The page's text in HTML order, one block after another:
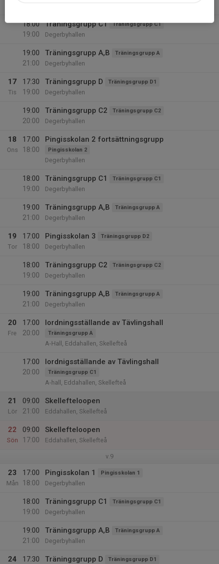
18:00
19:00
Träningsgrupp C1 Träningsgrupp C1
Degerbyhallen
19:00
21:00
Träningsgrupp A,B Träningsgrupp A
Degerbyhallen
17
Tis
17:30
19:00
Träningsgrupp D Träningsgrupp D1
Degerbyhallen
19:00
20:00
Träningsgrupp C2 Träningsgrupp C2
Degerbyhallen
18
Ons
17:00
18:00
Pingisskolan 2 fortsättningsgrupp
Pingisskolan 2
Degerbyhallen
18:00
19:00
Träningsgrupp C1 Träningsgrupp C1
Degerbyhallen
19:00
21:00
Träningsgrupp A,B Träningsgrupp A
Degerbyhallen
19
Tor
17:00
18:00
Pingisskolan 3 Träningsgrupp D2
Degerbyhallen
18:00
19:00
Träningsgrupp C2 Träningsgrupp C2
Degerbyhallen
19:00
21:00
Träningsgrupp A,B Träningsgrupp A
Degerbyhallen
20
Fre
17:00
20:00
Iordningsställande av Tävlingshall
Träningsgrupp A
A-Hall, Eddahallen, Skellefteå
17:00
20:00
Iordnigsställande av Tävlingshall
Träningsgrupp C1
A-hall, Eddahallen, Skellefteå
21
Lör
09:00
21:00
Skellefteloopen
Eddahallen, Skellefteå
22
Sön
09:00
17:00
Skellefteloopen
Eddahallen, Skellefteå
v.9
23
Mån
17:00
18:00
Pingisskolan 1 Pingisskolan 1
Degerbyhallen
18:00
19:00
Träningsgrupp C1 Träningsgrupp C1
Degerbyhallen
19:00
21:00
Träningsgrupp A,B Träningsgrupp A
Degerbyhallen
24
17:30
Träningsgrupp D Träningsgrupp D1